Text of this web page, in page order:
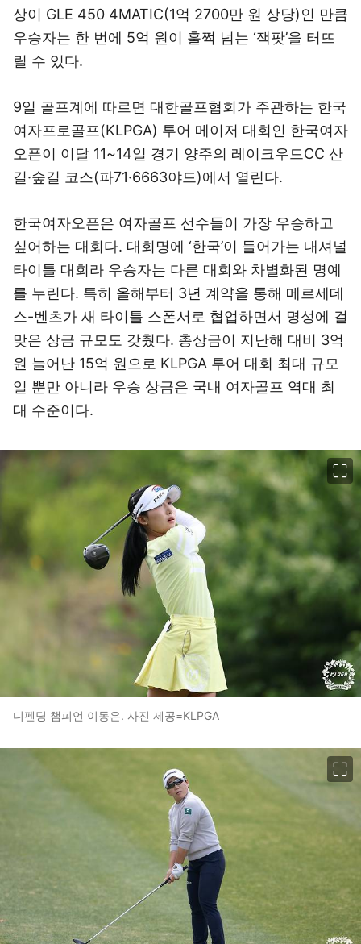
상이 GLE 450 4MATIC(1억 2700만 원 상당)인 만큼
우승자는 한 번에 5억 원이 훌쩍 넘는 ‘잭팟’을 터뜨
릴 수 있다.
9일 골프계에 따르면 대한골프협회가 주관하는 한국
여자프로골프(KLPGA) 투어 메이저 대회인 한국여자
오픈이 이달 11~14일 경기 양주의 레이크우드CC 산
길·숲길 코스(파71·6663야드)에서 열린다.
한국여자오픈은 여자골프 선수들이 가장 우승하고
싶어하는 대회다. 대회명에 ‘한국’이 들어가는 내셔널
타이틀 대회라 우승자는 다른 대회와 차별화된 명예
를 누린다. 특히 올해부터 3년 계약을 통해 메르세데
스-벤츠가 새 타이틀 스폰서로 협업하면서 명성에 걸
맞은 상금 규모도 갖췄다. 총상금이 지난해 대비 3억
원 늘어난 15억 원으로 KLPGA 투어 대회 최대 규모
일 뿐만 아니라 우승 상금은 국내 여자골프 역대 최
대 수준이다.
디펜딩 챔피언 이동은. 사진 제공=KLPGA